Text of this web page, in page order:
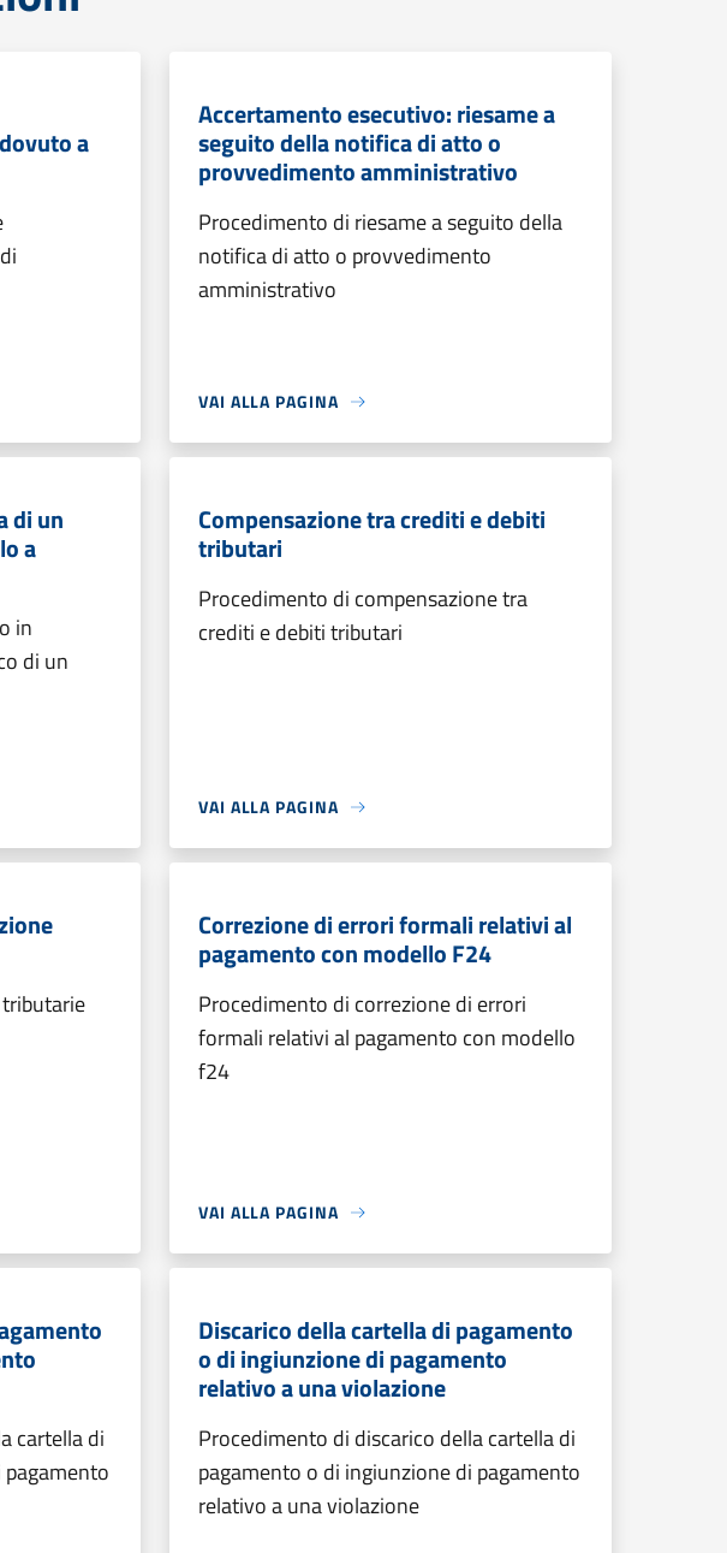
a
Accertamento esecutivo: riesame a
seguito della notifica di atto o
provvedimento amministrativo
Procedimento di riesame a seguito della
notifica di atto o provvedimento
amministrativo
VAI ALLA PAGINA
di un
a
in
di un
Compensazione tra crediti e debiti
tributari
Procedimento di compensazione tra
crediti e debiti tributari
VAI ALLA PAGINA
Correzione di errori formali relativi al
pagamento con modello F24
Procedimento di correzione di errori
formali relativi al pagamento con modello
f24
VAI ALLA PAGINA
cartella di
Discarico della cartella di pagamento
o di ingiunzione di pagamento
relativo a una violazione
Procedimento di discarico della cartella di
pagamento o di ingiunzione di pagamento
relativo a una violazione